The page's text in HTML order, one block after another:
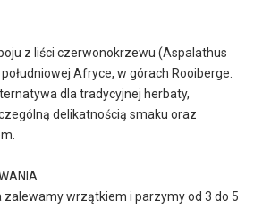
z liści czerwonokrzewu (Aspalathus
Afryce, w górach Rooiberge.
dla tradycyjnej herbaty,
delikatnością smaku oraz
zalewamy wrzątkiem i parzymy od 3 do 5